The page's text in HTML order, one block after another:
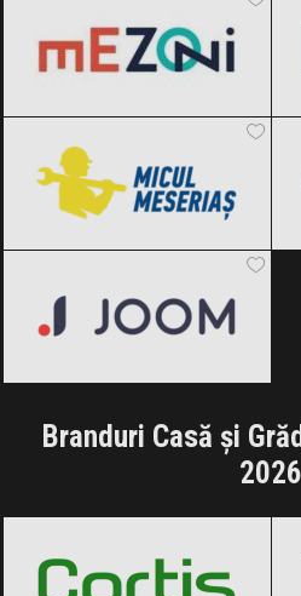
Branduri Casă și
2026